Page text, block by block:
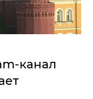
канал